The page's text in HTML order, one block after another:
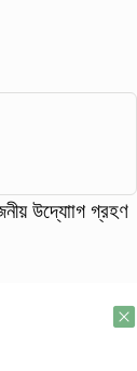
উদ্যাোগ গ্রহণ